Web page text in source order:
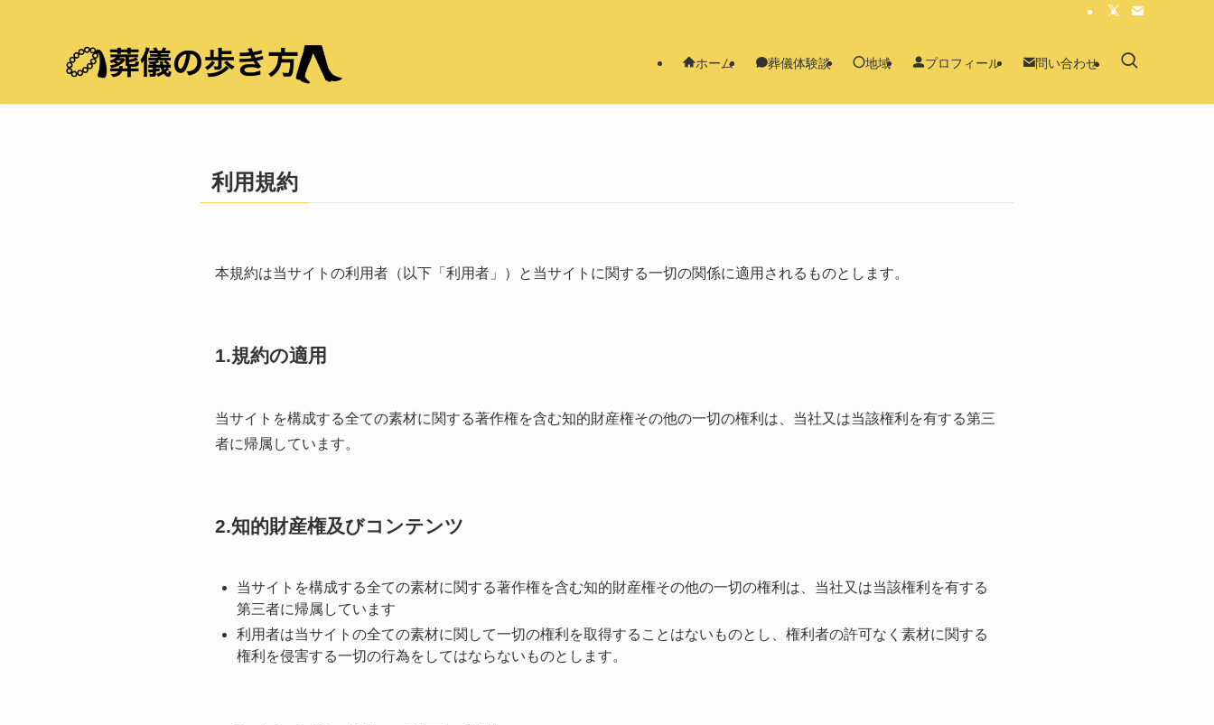
ホーム 葬儀体験談 地域 プロフィール 問い合わせ
利用規約
本規約は当サイトの利⽤者（以下「利⽤者」）と当サイトに関する⼀切の関係に適⽤されるものとします。
1.規約の適用
当サイトを構成する全ての素材に関する著作権を含む知的財産権その他の⼀切の権利は、当社⼜は当該権利を有する第三
者に帰属しています。
2.知的財産権及びコンテンツ
当サイトを構成する全ての素材に関する著作権を含む知的財産権その他の⼀切の権利は、当社⼜は当該権利を有する
第三者に帰属しています
利⽤者は当サイトの全ての素材に関して⼀切の権利を取得することはないものとし、権利者の許可なく素材に関する
権利を侵害する⼀切の⾏為をしてはならないものとします。